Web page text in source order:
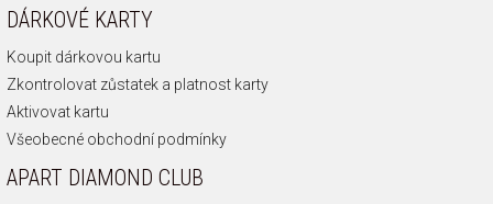
DÁRKOVÉ KARTY
Koupit dárkovou kartu
Zkontrolovat zůstatek a platnost karty
Aktivovat kartu
Všeobecné obchodní podmínky
APART DIAMOND CLUB